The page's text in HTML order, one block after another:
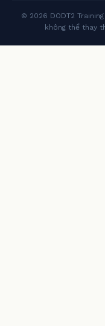
© 2026 DODT2
không thể thay